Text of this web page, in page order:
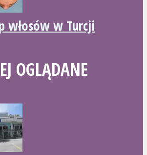
włosów w Turcji
OGLĄDANE